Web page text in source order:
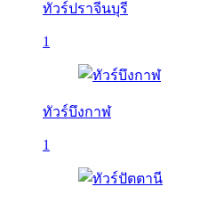
ทัวร์ปราจีนบุรี
1
ทัวร์บึงกาฬ
1